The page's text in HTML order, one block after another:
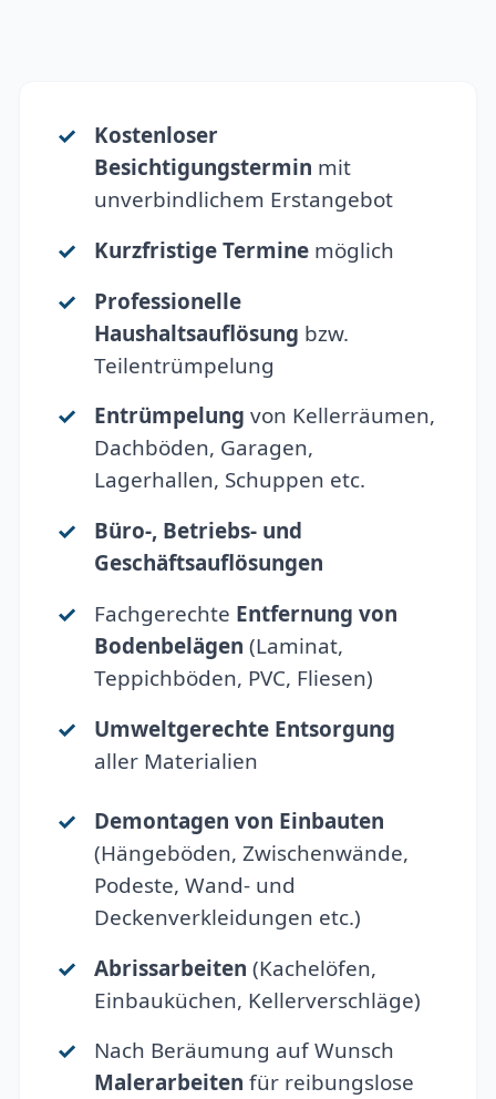
Kostenloser
Besichtigungstermin mit
unverbindlichem Erstangebot
Kurzfristige Terminemöglich
Professionelle
Haushaltsauflösung bzw.
Teilentrümpelung
Entrümpelung von Kellerräumen,
Dachböden, Garagen,
Lagerhallen, Schuppen etc.
Büro-, Betriebs- und
Geschäftsauflösungen
Fachgerechte Entfernung von
Bodenbelägen (Laminat,
Teppichböden, PVC, Fliesen)
Umweltgerechte Entsorgung
aller Materialien
Demontagen von Einbauten
(Hängeböden, Zwischenwände,
Podeste, Wand- und
Deckenverkleidungen etc.)
Abrissarbeiten (Kachelöfen,
Einbauküchen, Kellerverschläge)
Nach Beräumung auf Wunsch
Malerarbeiten für reibungslose